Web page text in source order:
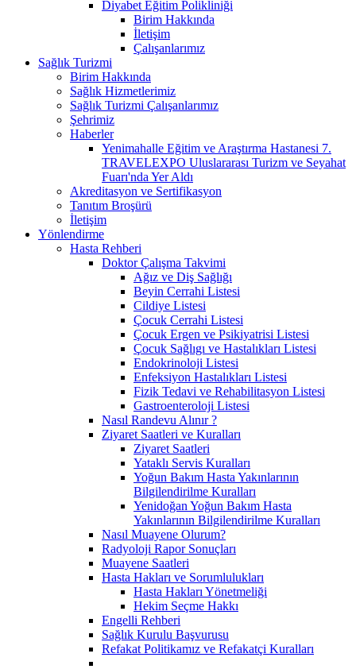
Diyabet Eğitim Polikliniği
Birim Hakkında
İletişim
Çalışanlarımız
Sağlık Turizmi
Birim Hakkında
Sağlık Hizmetlerimiz
Sağlık Turizmi Çalışanlarımız
Şehrimiz
Haberler
Yenimahalle Eğitim ve Araştırma Hastanesi 7.
TRAVELEXPO Uluslararası Turizm ve Seyahat
Fuarı'nda Yer Aldı
Akreditasyon ve Sertifikasyon
Tanıtım Broşürü
İletişim
Yönlendirme
Hasta Rehberi
Doktor Çalışma Takvimi
Ağız ve Diş Sağlığı
Beyin Cerrahi Listesi
Cildiye Listesi
Çocuk Cerrahi Listesi
Çocuk Ergen ve Psikiyatrisi Listesi
Çocuk Sağlıgı ve Hastalıkları Listesi
Endokrinoloji Listesi
Enfeksiyon Hastalıkları Listesi
Fizik Tedavi ve Rehabilitasyon Listesi
Gastroenteroloji Listesi
Nasıl Randevu Alınır ?
Ziyaret Saatleri ve Kuralları
Ziyaret Saatleri
Yataklı Servis Kuralları
Yoğun Bakım Hasta Yakınlarının
Bilgilendirilme Kuralları
Yenidoğan Yoğun Bakım Hasta
Yakınlarının Bilgilendirilme Kuralları
Nasıl Muayene Olurum?
Radyoloji Rapor Sonuçları
Muayene Saatleri
Hasta Hakları ve Sorumlulukları
Hasta Hakları Yönetmeliği
Hekim Seçme Hakkı
Engelli Rehberi
Sağlık Kurulu Başvurusu
Refakat Politikamız ve Refakatçi Kuralları